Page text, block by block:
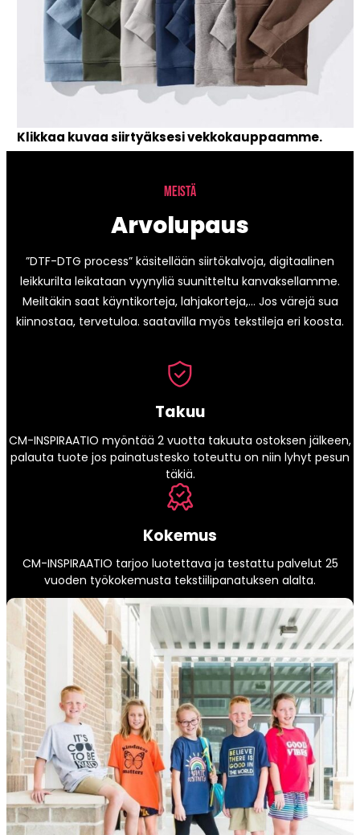
Klikkaa kuvaa siirtyäksesi vekkokauppaamme.
MEISTÄ
Arvolupaus
”DTF-DTG process” käsitellään siirtökalvoja, digitaalinen
leikkurilta leikataan vyynyliä suunitteltu kanvaksellamme.
Meiltäkin saat käyntikorteja, lahjakorteja,… Jos värejä sua
kiinnostaa, tervetuloa. saatavilla myös tekstileja eri koosta.
Takuu
CM-INSPIRAATIO myöntää 2 vuotta takuuta ostoksen jälkeen,
palauta tuote jos painatustesko toteuttu on niin lyhyt pesun
täkiä.
Kokemus
CM-INSPIRAATIO tarjoo luotettava ja testattu palvelut 25
vuoden työkokemusta tekstiilipanatuksen alalta.